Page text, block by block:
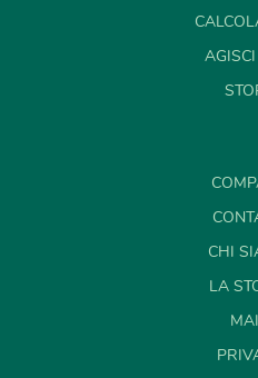
CHI
LA